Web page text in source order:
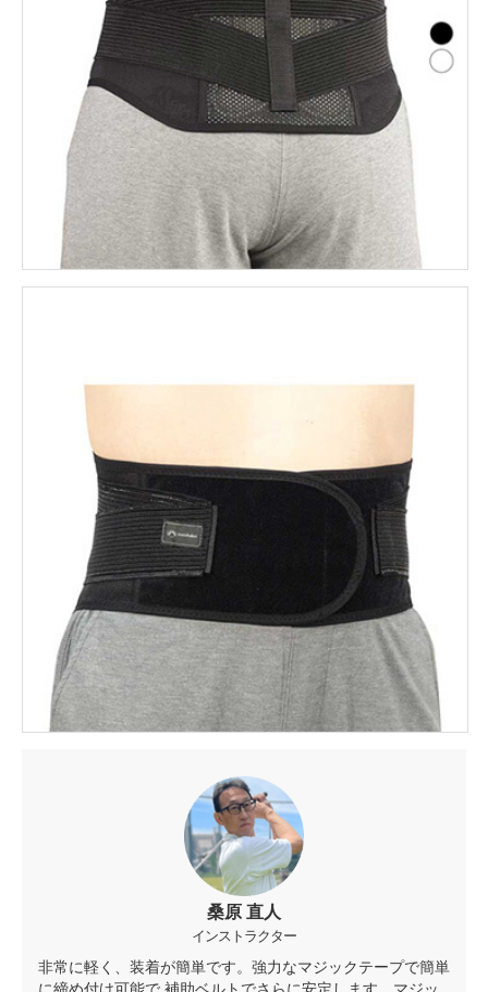
桑原 直人
インストラクター
非常に軽く、装着が簡単です。強力なマジックテープで簡単